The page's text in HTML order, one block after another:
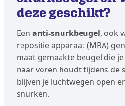
deze geschikt?
Een anti-snurkbeugel, ook
repositie apparaat (MRA)
maat gemaakte beugel die
naar voren houdt tijdens de
blijven je luchtwegen open
snurken.